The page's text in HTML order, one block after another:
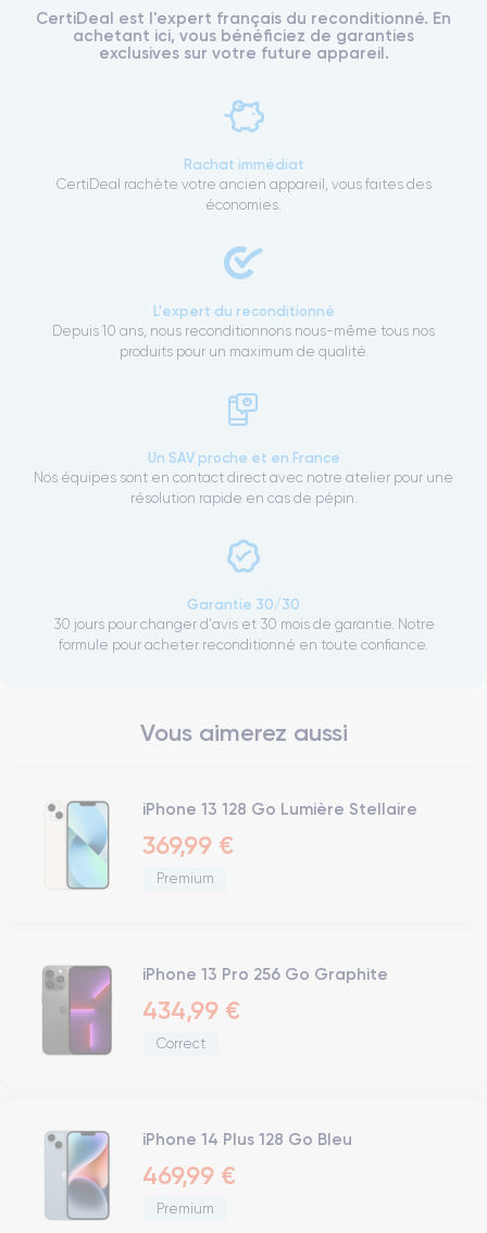
CertiDeal est l'expert français du reconditionné. En
achetant ici, vous bénéficiez de garanties
exclusives sur votre future appareil.
Rachat immédiat
CertiDeal rachète votre ancien appareil, vous faites des
économies.
L'expert du reconditionné
Depuis 10 ans, nous reconditionnons nous-même tous nos
produits pour un maximum de qualité.
Un SAV proche et en France
Nos équipes sont en contact direct avec notre atelier pour une
résolution rapide en cas de pépin.
Garantie 30/30
30 jours pour changer d'avis et 30 mois de garantie. Notre
formule pour acheter reconditionné en toute confiance.
Vous aimerez aussi
iPhone 13 128 Go Lumière Stellaire
369,99 €
Premium
iPhone 13 Pro 256 Go Graphite
434,99 €
Correct
iPhone 14 Plus 128 Go Bleu
469,99 €
Premium